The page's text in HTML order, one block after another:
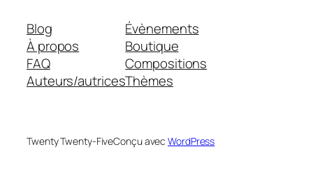
Blog
À propos
FAQ
Auteurs/autrices
Évènements
Boutique
Compositions
Thèmes
Twenty Twenty-FiveConçu avecWordPress